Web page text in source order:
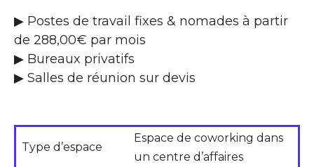
▶ Postes de travail fixes & nomades à partir
de 288,00€ par mois
▶ Bureaux privatifs
▶ Salles de réunion sur devis
Type d’espace
Espace de coworking dans
un centre d’affaires